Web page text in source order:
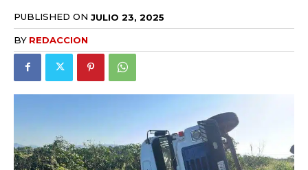
PUBLISHED ON JULIO 23, 2025
BY REDACCION